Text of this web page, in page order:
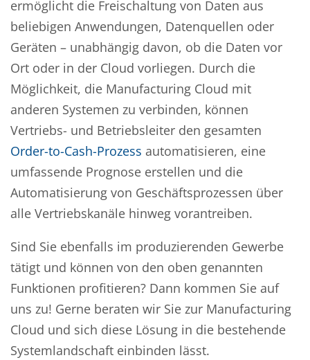
ermöglicht die Freischaltung von Daten aus
beliebigen Anwendungen, Datenquellen oder
Geräten – unabhängig davon, ob die Daten vor
Ort oder in der Cloud vorliegen. Durch die
Möglichkeit, die Manufacturing Cloud mit
anderen Systemen zu verbinden, können
Vertriebs- und Betriebsleiter den gesamten
Order-to-Cash-Prozess automatisieren, eine
umfassende Prognose erstellen und die
Automatisierung von Geschäftsprozessen über
alle Vertriebskanäle hinweg vorantreiben.
Sind Sie ebenfalls im produzierenden Gewerbe
tätigt und können von den oben genannten
Funktionen profitieren? Dann kommen Sie auf
uns zu! Gerne beraten wir Sie zur Manufacturing
Cloud und sich diese Lösung in die bestehende
Systemlandschaft einbinden lässt.